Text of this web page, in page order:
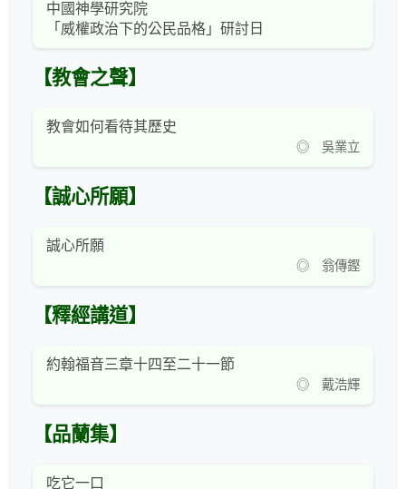
中國神學研究院
「威權政治下的公民品格」研討日
【教會之聲】
教會如何看待其歷史
◎ 吳業立
【誠心所願】
誠心所願
◎ 翁傳鏗
【釋經講道】
約翰福音三章十四至二十一節
◎ 戴浩輝
【品蘭集】
吃它一口